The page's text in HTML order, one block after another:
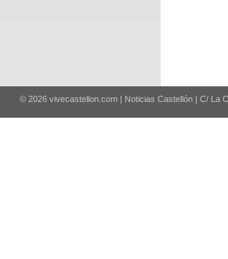
© 2026 vivecastellon.com | Noticias Castellón | C/ La